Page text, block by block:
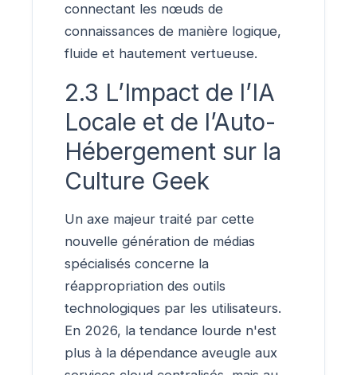
connectant les nœuds de
connaissances de manière logique,
fluide et hautement vertueuse.
2.3 L’Impact de l’IA
Locale et de l’Auto-
Hébergement sur la
Culture Geek
Un axe majeur traité par cette
nouvelle génération de médias
spécialisés concerne la
réappropriation des outils
technologiques par les utilisateurs.
En 2026, la tendance lourde n'est
plus à la dépendance aveugle aux